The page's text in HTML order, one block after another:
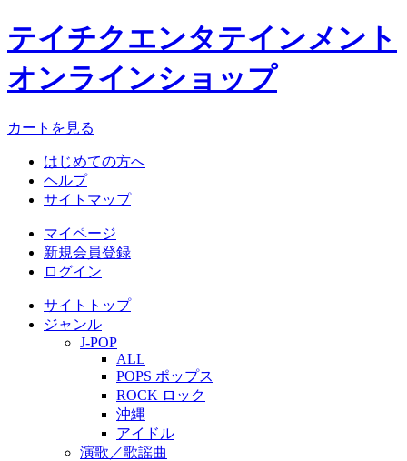
テイチクエンタテインメント
オンラインショップ
カートを見る
はじめての方へ
ヘルプ
サイトマップ
マイページ
新規会員登録
ログイン
サイトトップ
ジャンル
J-POP
ALL
POPS ポップス
ROCK ロック
沖縄
アイドル
演歌／歌謡曲